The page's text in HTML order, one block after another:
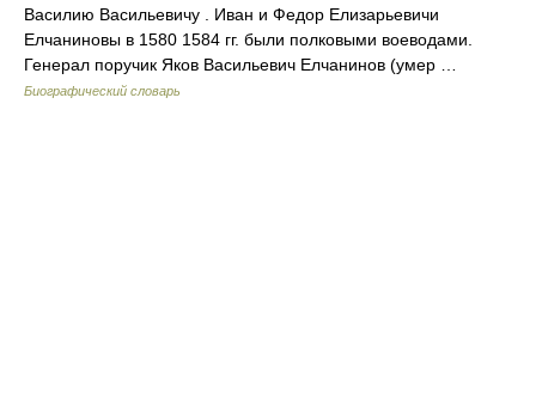
Василию Васильевичу . Иван и Федор Елизарьевичи
Елчаниновы в 1580 1584 гг. были полковыми воеводами.
Генерал поручик Яков Васильевич Елчанинов (умер …
Биографический словарь